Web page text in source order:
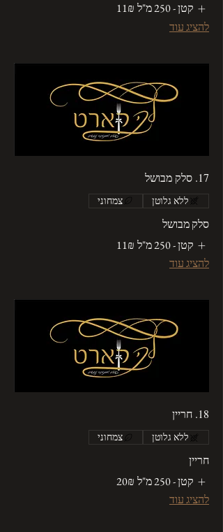
קטן - 250 מ"ל
‏11 ‏₪
להציג עוד
17. סלק מבושל
ללא גלוטן צמחוני
סלק מבושל
קטן - 250 מ"ל
‏11 ‏₪
להציג עוד
18. חריין
ללא גלוטן צמחוני
חריין
קטן - 250 מ"ל
‏20 ‏₪
להציג עוד